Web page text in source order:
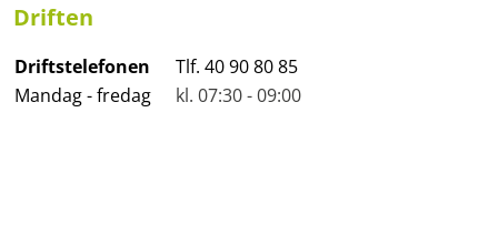
Driften
Driftstelefonen
Tlf. 40 90 80 85
Mandag - fredag
kl. 07:30 - 09:00